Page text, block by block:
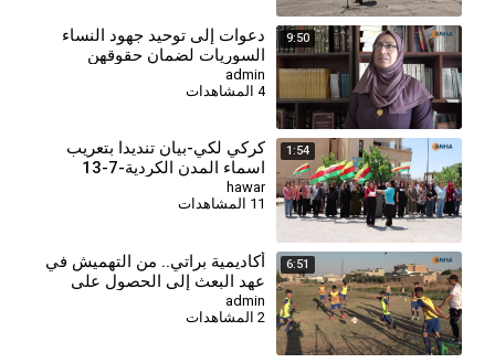
9:50
دعوات إلى توحيد جهود النساء
السوريات لضمان حقوقهن
الدستورية
admin
1:54
كركي لكي-بيان تنديدا بتعريب
اسماء المدن الكردية-7-13
hawar
11 المشاهدات
6:51
⁣أكاديمية براتي.. من التهميش في
عهد البعث إلى الحصول على
الترخيص الذهبي
admin
2 المشاهدات